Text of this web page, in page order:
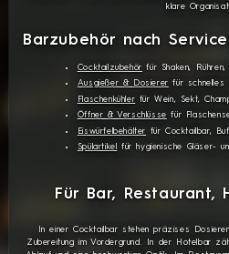
klare
Barzubehör nach
Cocktailzubehör für Shaken, Rühren,
Ausgießer & Dosierer für schnelles
Flaschenkühler für Wein, Sekt,
Öffner & Verschlüsse für
Eiswürfelbehälter
für Cocktailbar,
Spülartikel
für hygienische Gläser-
Für Bar, Restaurant,
In einer Cocktailbar stehen präzises
Zubereitung im Vordergrund. In der Hotelbar